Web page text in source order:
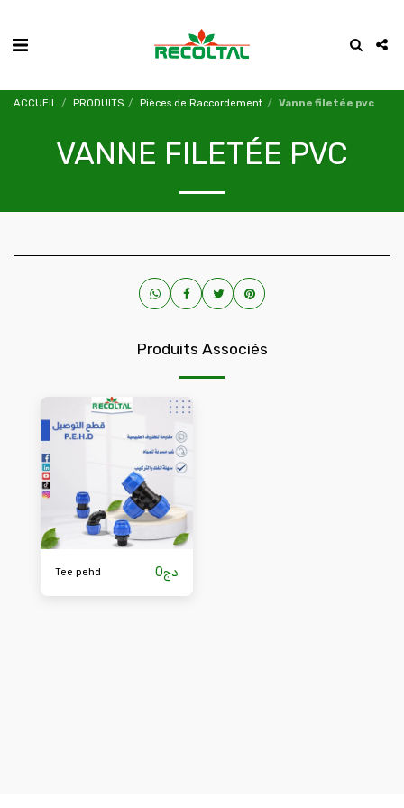
ACCUEIL PRODUITS Pièces de Raccordement Vanne filetée pvc
VANNE FILETÉE PVC
Produits Associés
Tee pehd 0دج